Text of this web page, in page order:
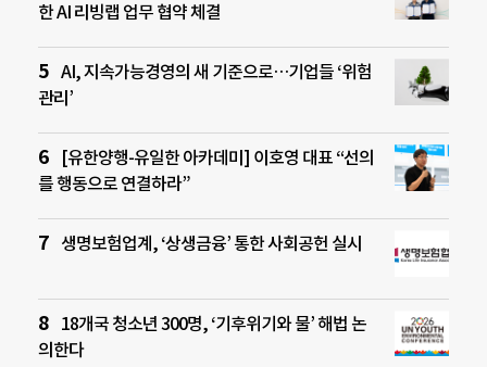
한 AI 리빙랩 업무 협약 체결
AI, 지속가능경영의 새 기준으로…기업들 ‘위험
관리’
[유한양행-유일한 아카데미] 이호영 대표 “선의
를 행동으로 연결하라”
생명보험업계, ‘상생금융’ 통한 사회공헌 실시
18개국 청소년 300명, ‘기후위기와 물’ 해법 논
의한다